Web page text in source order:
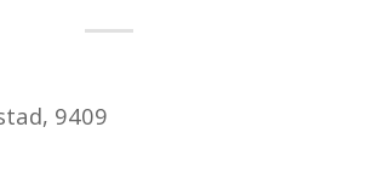
9409